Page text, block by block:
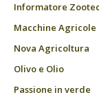
Informatore
Macchine Agricole
Nova Agricoltura
Olivo e Olio
Passione in verde